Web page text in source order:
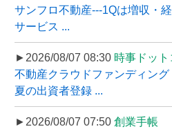
サンフロ不動産---1Qは増収・
サービス ...
►2026/08/07 08:30 時事ドット
不動産クラウドファンディング
夏の出資者登録 ...
►2026/08/07 07:50 創業手帳